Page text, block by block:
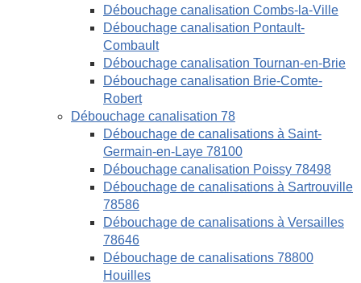
Débouchage canalisation Combs-la-Ville
Débouchage canalisation Pontault-
Combault
Débouchage canalisation Tournan-en-Brie
Débouchage canalisation Brie-Comte-
Robert
Débouchage canalisation 78
Débouchage de canalisations à Saint-
Germain-en-Laye 78100
Débouchage canalisation Poissy 78498
Débouchage de canalisations à Sartrouville
78586
Débouchage de canalisations à Versailles
78646
Débouchage de canalisations 78800
Houilles